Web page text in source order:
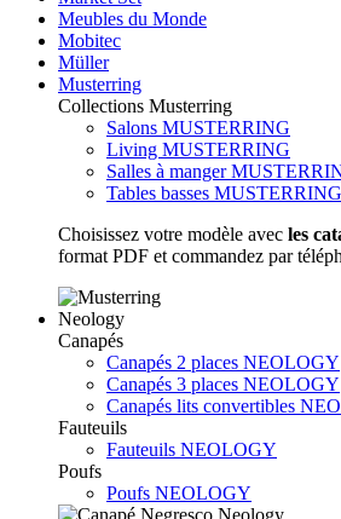
Meubles du Monde
Mobitec
Müller
Musterring
Collections Musterring
Salons MUSTERRING
Living MUSTERRING
Salles à manger
Tables basses MUSTERRING
Choisissez votre modèle avec les
format PDF et commandez par
Neology
Canapés
Canapés 2 places NEOLOGY
Canapés 3 places NEOLOGY
Canapés lits convertibles
Fauteuils
Fauteuils NEOLOGY
Poufs
Poufs NEOLOGY